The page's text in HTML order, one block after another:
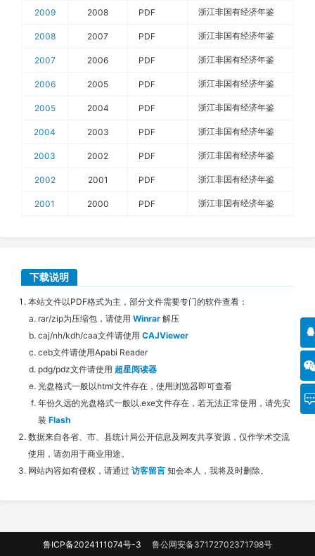
2009 2008 PDF 浙江非国有经济年鉴
2008 2007 PDF 浙江非国有经济年鉴
2007 2006 PDF 浙江非国有经济年鉴
2006 2005 PDF 浙江非国有经济年鉴
2005 2004 PDF 浙江非国有经济年鉴
2004 2003 PDF 浙江非国有经济年鉴
2003 2002 PDF 浙江非国有经济年鉴
2002 2001 PDF 浙江非国有经济年鉴
2001 2000 PDF 浙江非国有经济年鉴
下载说明
本站文件以PDF格式为主，部分文件需要专门的软件查看：
rar/zip为压缩包，请使用 Winrar 解压
caj/nh/kdh/caa文件请使用 CAJViewer
ceb文件请使用Apabi Reader
pdg/pdz文件请使用 超星阅读器
光盘格式一般以html文件存在，使用浏览器即可查看
年份久远的光盘格式一般以.exe文件存在，若无法正常使用，请先安
装 Flash
数据来自各省、市、县统计局公开信息及网友共享资源，仅作学术交流
使用，请勿用于商业用途。
网站内容如有侵权，请通过 访客留言 知会本人，我将及时删除。
鲁ICP备2024111074号-3 鲁公网安备37172702371798号